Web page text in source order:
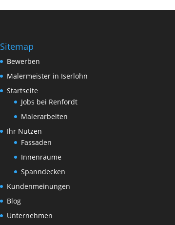
Sitemap
Bewerben
Malermeister in Iserlohn
Startseite
Jobs bei Renfordt
Malerarbeiten
Ihr Nutzen
Fassaden
Innenräume
Spanndecken
Kundenmeinungen
Blog
Unternehmen